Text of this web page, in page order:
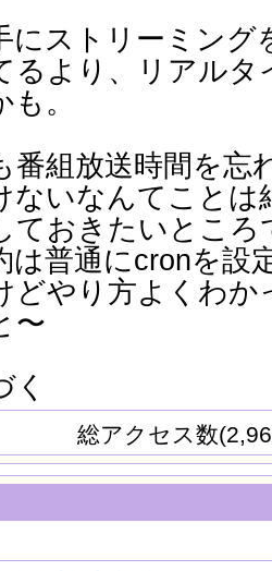
にストリーミング
るより、リアル
も。
番組放送時間を忘
ないなんてことは
ておきたいところ
は普通にcronを設
どやり方よくわか
〜
く
総アクセス数